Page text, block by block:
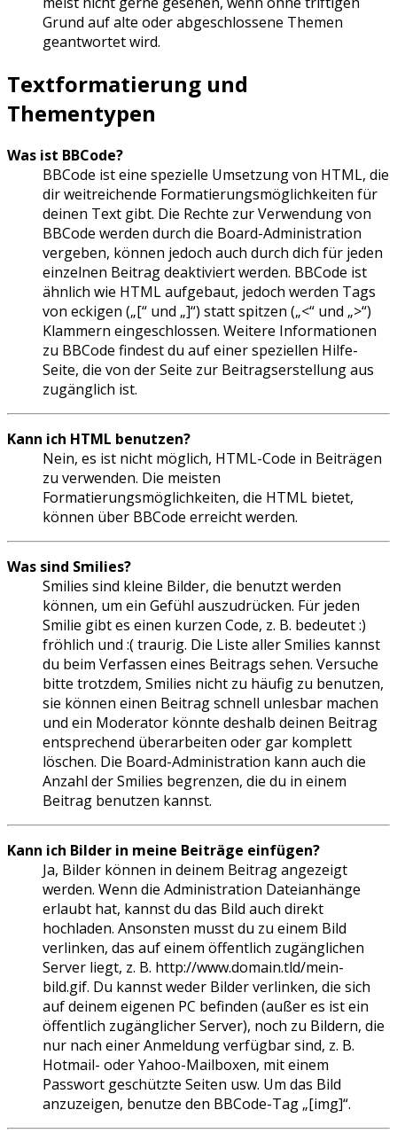
Grund auf alte oder abgeschlossene Themen
geantwortet wird.
Textformatierung und
Thementypen
Was ist BBCode?
BBCode ist eine spezielle Umsetzung von HTML, die
dir weitreichende Formatierungsmöglichkeiten für
deinen Text gibt. Die Rechte zur Verwendung von
BBCode werden durch die Board-Administration
vergeben, können jedoch auch durch dich für jeden
einzelnen Beitrag deaktiviert werden. BBCode ist
ähnlich wie HTML aufgebaut, jedoch werden Tags
von eckigen („[“ und „]“) statt spitzen („<“ und „>“)
Klammern eingeschlossen. Weitere Informationen
zu BBCode findest du auf einer speziellen Hilfe-
Seite, die von der Seite zur Beitragserstellung aus
zugänglich ist.
Kann ich HTML benutzen?
Nein, es ist nicht möglich, HTML-Code in Beiträgen
zu verwenden. Die meisten
Formatierungsmöglichkeiten, die HTML bietet,
können über BBCode erreicht werden.
Was sind Smilies?
Smilies sind kleine Bilder, die benutzt werden
können, um ein Gefühl auszudrücken. Für jeden
Smilie gibt es einen kurzen Code, z. B. bedeutet :)
fröhlich und :( traurig. Die Liste aller Smilies kannst
du beim Verfassen eines Beitrags sehen. Versuche
bitte trotzdem, Smilies nicht zu häufig zu benutzen,
sie können einen Beitrag schnell unlesbar machen
und ein Moderator könnte deshalb deinen Beitrag
entsprechend überarbeiten oder gar komplett
löschen. Die Board-Administration kann auch die
Anzahl der Smilies begrenzen, die du in einem
Beitrag benutzen kannst.
Kann ich Bilder in meine Beiträge einfügen?
Ja, Bilder können in deinem Beitrag angezeigt
werden. Wenn die Administration Dateianhänge
erlaubt hat, kannst du das Bild auch direkt
hochladen. Ansonsten musst du zu einem Bild
verlinken, das auf einem öffentlich zugänglichen
Server liegt, z. B. http://www.domain.tld/mein-
bild.gif. Du kannst weder Bilder verlinken, die sich
auf deinem eigenen PC befinden (außer es ist ein
öffentlich zugänglicher Server), noch zu Bildern, die
nur nach einer Anmeldung verfügbar sind, z. B.
Hotmail- oder Yahoo-Mailboxen, mit einem
Passwort geschützte Seiten usw. Um das Bild
anzuzeigen, benutze den BBCode-Tag „[img]“.